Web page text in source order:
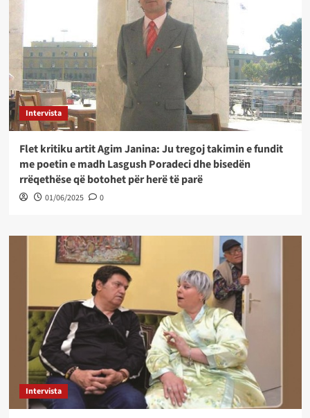
Intervista
Flet kritiku artit Agim Janina: Ju tregoj takimin e fundit
me poetin e madh Lasgush Poradeci dhe bisedën
rrëqethëse që botohet për herë të parë
01/06/2025 0
Intervista